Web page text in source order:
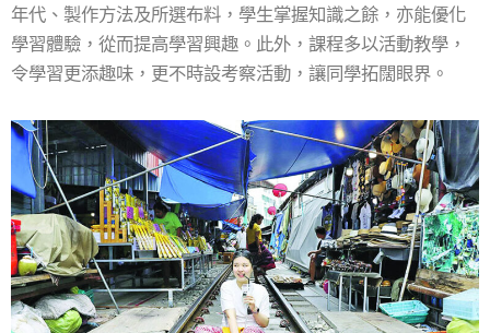
年代、製作方法及所選布料，學生掌握知識之餘，亦能優化
學習體驗，從而提高學習興趣。此外，課程多以活動教學，
令學習更添趣味，更不時設考察活動，讓同學拓闊眼界。